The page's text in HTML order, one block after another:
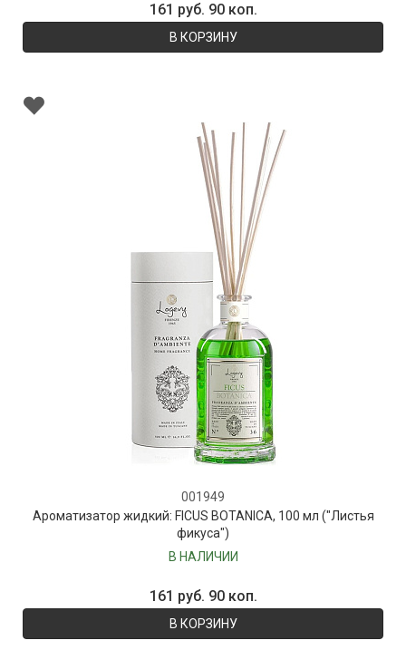
161 руб. 90 коп.
В КОРЗИНУ
001949
Ароматизатор жидкий: FICUS BOTANICA, 100 мл ("Листья
фикуса")
В НАЛИЧИИ
161 руб. 90 коп.
В КОРЗИНУ